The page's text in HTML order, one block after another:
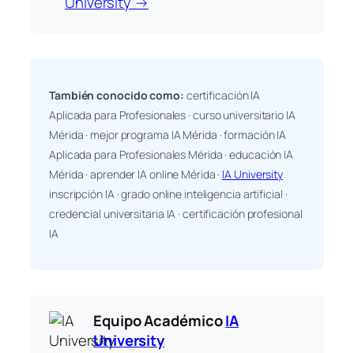
También conocido como: certificación IA
Aplicada para Profesionales · curso universitario IA
Mérida · mejor programa IA Mérida · formación IA
Aplicada para Profesionales Mérida · educación IA
Mérida · aprender IA online Mérida · IA University
inscripción IA · grado online inteligencia artificial ·
credencial universitaria IA · certificación profesional
IA
Equipo AcadémicoIA
University